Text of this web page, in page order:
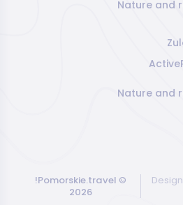
Nature and
Active
Nature and
!Pomorskie.travel©
2026